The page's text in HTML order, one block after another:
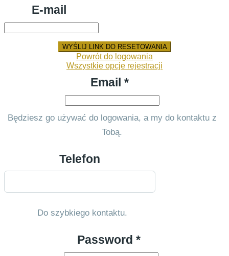
E-mail
WYŚLIJ LINK DO RESETOWANIA
Powrót do logowania
Wszystkie opcje rejestracji
Email *
Będziesz go używać do logowania, a my do kontaktu z
Tobą.
Telefon
Do szybkiego kontaktu.
Password *